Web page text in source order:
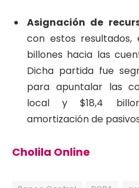
Asignación de
con estos resultados,
billones hacia las
Dicha partida fue
para apuntalar las
local y $18,4
amortización de
Cholila Online